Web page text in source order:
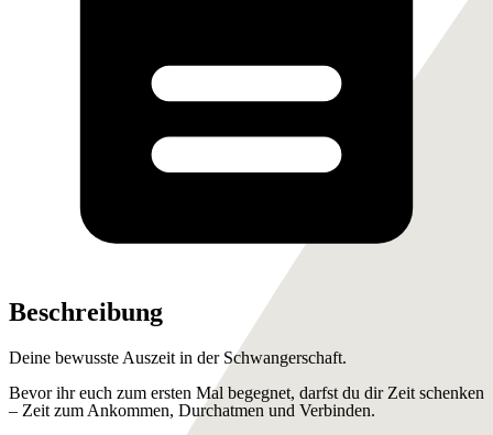
Beschreibung
Deine bewusste Auszeit in der Schwangerschaft.
Bevor ihr euch zum ersten Mal begegnet, darfst du dir Zeit schenken
– Zeit zum Ankommen, Durchatmen und Verbinden.